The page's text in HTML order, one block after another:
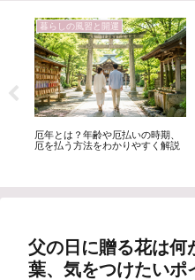
暮らしの風習と開運
厄年とは？年齢や厄払いの時期、
厄を払う方法をわかりやすく解説
父の日に贈る花は何
葉、気をつけたいポ